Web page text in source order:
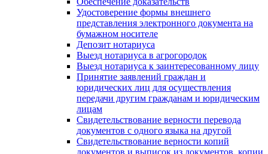
Удостоверение формы внешнего
представления электронного документа на
бумажном носителе
Депозит нотариуса
Выезд нотариуса в агрогородок
Выезд нотариуса к заинтересованному лицу
Принятие заявлений граждан и
юридических лиц для осуществления
передачи другим гражданам и юридическим
лицам
Свидетельствование верности перевода
документов с одного языка на другой
Свидетельствование верности копий